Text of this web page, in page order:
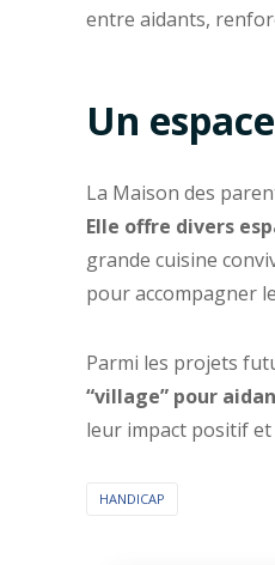
entre aidants,
Un
La Maison des
Elle offre divers
grande cuisine
pour accompagner
Parmi les projets
“village” pour
leur impact positif
HANDICAP